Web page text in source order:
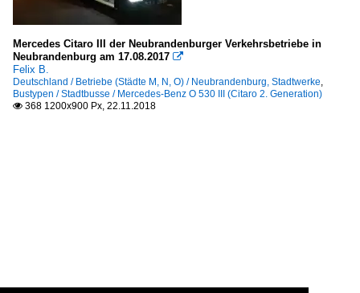
Mercedes Citaro III der Neubrandenburger Verkehrsbetriebe in
Neubrandenburg am 17.08.2017 
Felix B.
Deutschland / Betriebe (Städte M, N, O) / Neubrandenburg, Stadtwerke,
Bustypen / Stadtbusse / Mercedes-Benz O 530 III (Citaro 2. Generation)
 368 1200x900 Px, 22.11.2018